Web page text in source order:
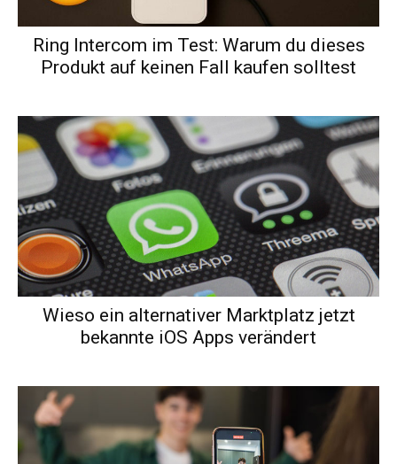
Ring Intercom im Test: Warum du dieses
Produkt auf keinen Fall kaufen solltest
Wieso ein alternativer Marktplatz jetzt
bekannte iOS Apps verändert